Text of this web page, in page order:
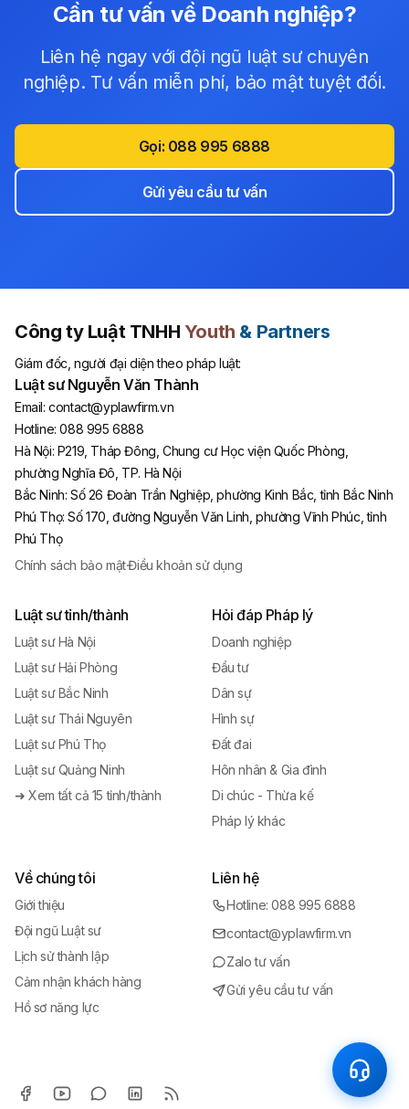
Cần tư vấn về Doanh nghiệp?
Liên hệ ngay với đội ngũ luật sư chuyên
nghiệp. Tư vấn miễn phí, bảo mật tuyệt đối.
Gọi: 088 995 6888
Gửi yêu cầu tư vấn
Công ty Luật TNHH Youth & Partners
Giám đốc, người đại diện theo pháp luật:
Luật sư Nguyễn Văn Thành
Email: contact@yplawfirm.vn
Hotline: 088 995 6888
Hà Nội: P219, Tháp Đông, Chung cư Học viện Quốc Phòng,
phường Nghĩa Đô, TP. Hà Nội
Bắc Ninh:Số 26 Đoàn Trần Nghiệp, phường Kinh Bắc, tỉnh Bắc Ninh
Phú Thọ:Số 170, đường Nguyễn Văn Linh, phường Vĩnh Phúc, tỉnh
Phú Thọ
Chính sách bảo mật·Điều khoản sử dụng
Luật sư tỉnh/thành
Luật sư Hà Nội
Luật sư Hải Phòng
Luật sư Bắc Ninh
Luật sư Thái Nguyên
Luật sư Phú Thọ
Luật sư Quảng Ninh
➜ Xem tất cả 15 tỉnh/thành
Hỏi đáp Pháp lý
Doanh nghiệp
Đầu tư
Dân sự
Hình sự
Đất đai
Hôn nhân & Gia đình
Di chúc - Thừa kế
Pháp lý khác
Về chúng tôi
Giới thiệu
Đội ngũ Luật sư
Lịch sử thành lập
Cảm nhận khách hàng
Hồ sơ năng lực
Liên hệ
Hotline: 088 995 6888
contact@yplawfirm.vn
Zalo tư vấn
Gửi yêu cầu tư vấn